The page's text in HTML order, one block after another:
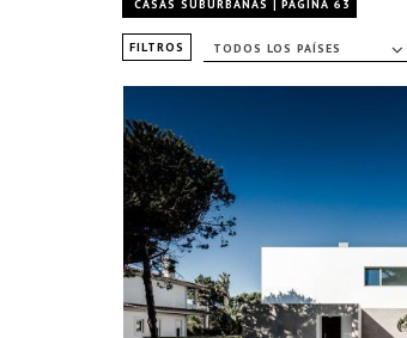
CASAS SUBURBANAS PÁGINA 63
FILTROS TODOS LOS PAÍSES